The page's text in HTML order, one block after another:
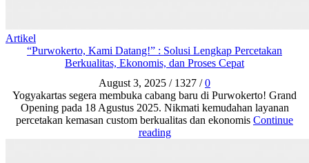
Artikel
“Purwokerto, Kami Datang!” : Solusi Lengkap Percetakan
Berkualitas, Ekonomis, dan Proses Cepat
August 3, 2025 / 1327 / 0
Yogyakartas segera membuka cabang baru di Purwokerto! Grand
Opening pada 18 Agustus 2025. Nikmati kemudahan layanan
percetakan kemasan custom berkualitas dan ekonomis Continue
reading